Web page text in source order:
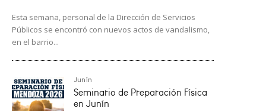
Esta semana, personal de la Dirección de Servicios
Públicos se encontró con nuevos actos de vandalismo,
en el barrio...
Junín
Seminario de Preparación Física
en Junín